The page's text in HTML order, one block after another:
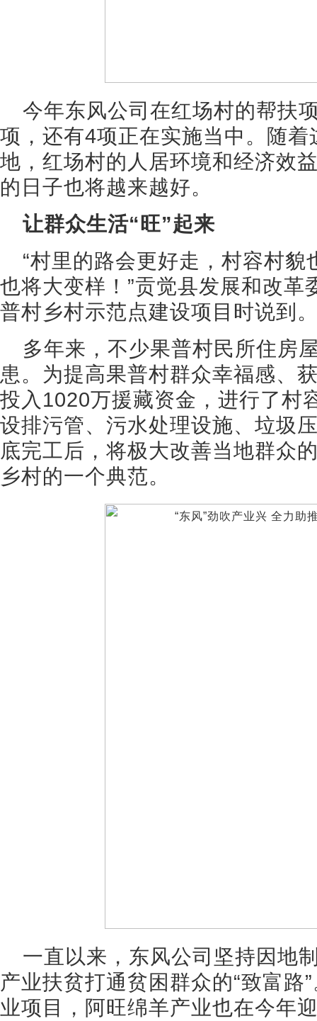
今年东风公司在红场村的帮扶
项，还有4项正在实施当中。随
地，红场村的人居环境和经济效
的日子也将越来越好。
让群众生活“旺”起来
“村里的路会更好走，村容村
也将大变样！”贡觉县发展和改革
普村乡村示范点建设项目时说到
多年来，不少果普村民所住房
患。为提高果普村群众幸福感、
投入1020万援藏资金，进行了村
设排污管、污水处理设施、垃圾
底完工后，将极大改善当地群众
乡村的一个典范。
一直以来，东风公司坚持因地
产业扶贫打通贫困群众的“致富路
业项目，阿旺绵羊产业也在今年